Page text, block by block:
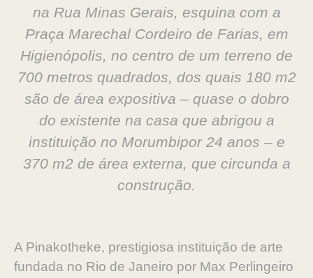
na Rua Minas Gerais, esquina com a
Praça Marechal Cordeiro de Farias, em
Higienópolis, no centro de um terreno de
700 metros quadrados, dos quais 180 m2
são de área expositiva – quase o dobro
do existente na casa que abrigou a
instituição no Morumbipor 24 anos – e
370 m2 de área externa, que circunda a
construção.
A Pinakotheke, prestigiosa instituição de arte
fundada no Rio de Janeiro por Max Perlingeiro